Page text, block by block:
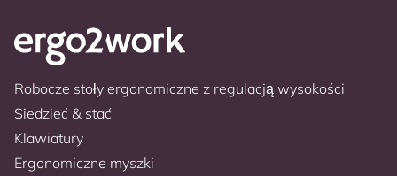
Robocze stoły ergonomiczne z regulacją wysokości
Siedzieć & stać
Klawiatury
Ergonomiczne myszki